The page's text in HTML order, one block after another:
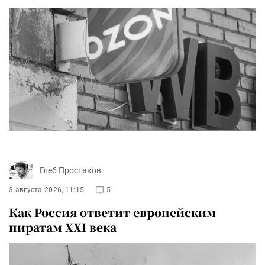
Глеб Простаков
3 августа 2026, 11:15 5
Как Россия ответит европейским
пиратам XXI века